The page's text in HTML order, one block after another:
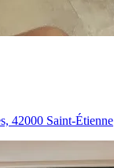
42000 Saint-Étienne